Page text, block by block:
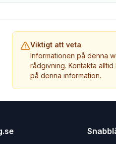
Viktigt att veta
Informationen på denna
rådgivning. Kontakta
på denna information.